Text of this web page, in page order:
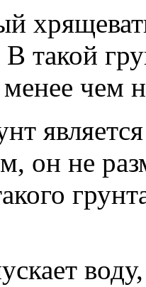
такой
чем
он не